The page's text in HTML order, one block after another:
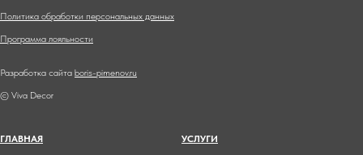
Политика обработки персональных данных
Программа лояльности
Разработка сайта boris-pimenov.ru
© Viva Decor
ГЛАВНАЯ УСЛУГИ